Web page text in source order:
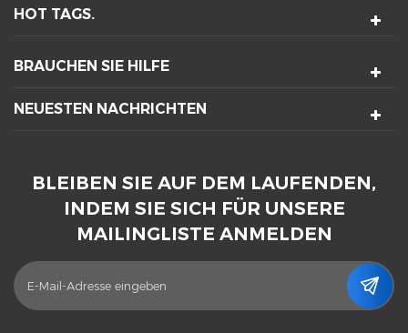
HOT TAGS.
BRAUCHEN SIE HILFE
NEUESTEN NACHRICHTEN
BLEIBEN SIE AUF DEM LAUFENDEN,
INDEM SIE SICH FÜR UNSERE
MAILINGLISTE ANMELDEN